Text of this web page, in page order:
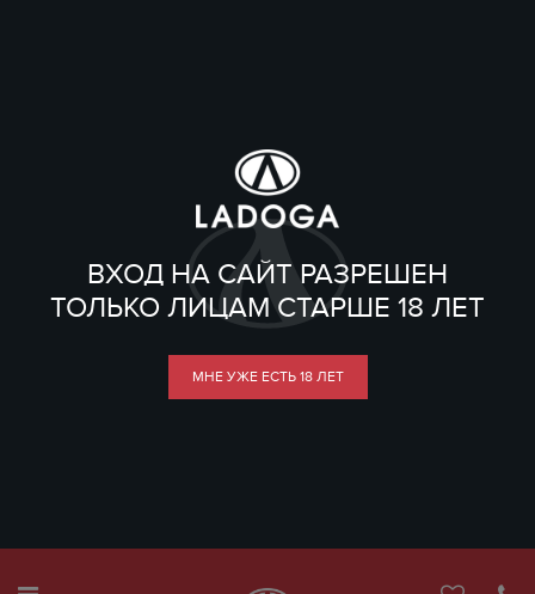
ВХОД НА САЙТ РАЗРЕШЕН
ТОЛЬКО ЛИЦАМ СТАРШЕ 18 ЛЕТ
МНЕ УЖЕ ЕСТЬ 18 ЛЕТ